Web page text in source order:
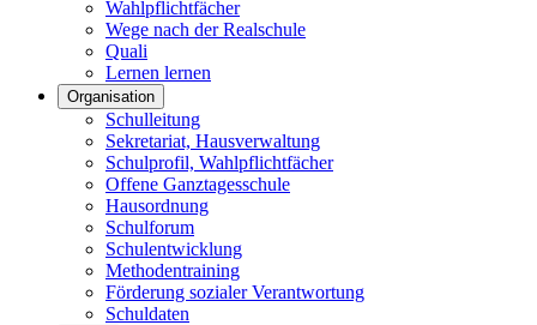
Wahlpflichtfächer
Wege nach der Realschule
Quali
Lernen lernen
Organisation
Schulleitung
Sekretariat, Hausverwaltung
Schulprofil, Wahlpflichtfächer
Offene Ganztagesschule
Hausordnung
Schulforum
Schulentwicklung
Methodentraining
Förderung sozialer Verantwortung
Schuldaten